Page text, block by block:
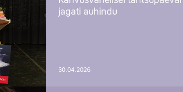
jagati auhindu
30.04.2026